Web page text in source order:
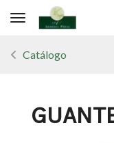
Toggle navigation
Catálogo